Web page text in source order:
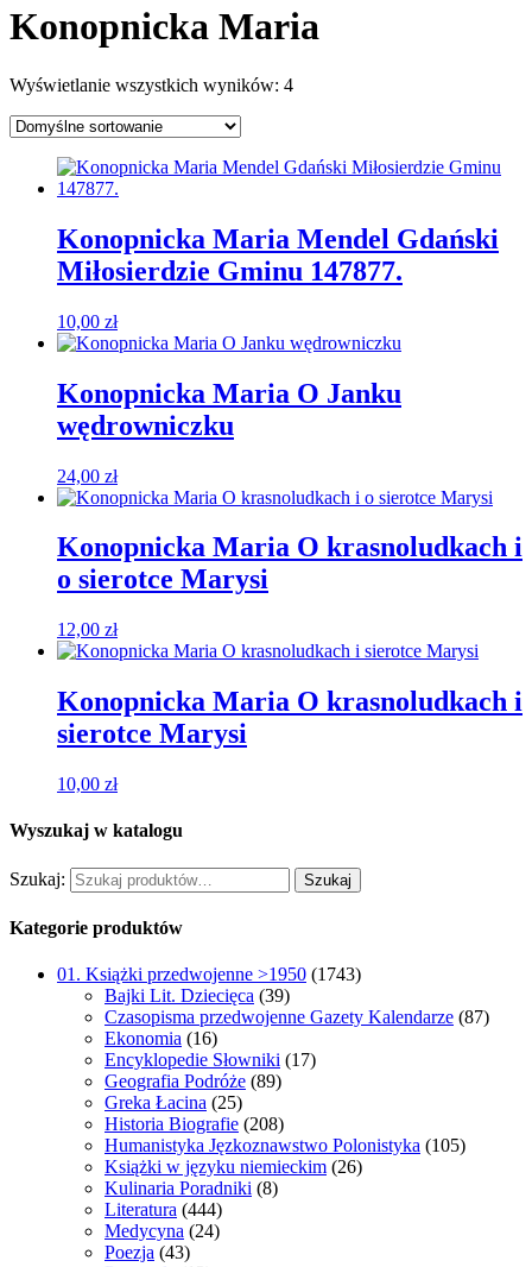
Konopnicka Maria
Wyświetlanie wszystkich wyników: 4
Konopnicka Maria Mendel Gdański
Miłosierdzie Gminu 147877.
10,00 zł
Konopnicka Maria O Janku
wędrowniczku
24,00 zł
Konopnicka Maria O krasnoludkach i
o sierotce Marysi
12,00 zł
Konopnicka Maria O krasnoludkach i
sierotce Marysi
10,00 zł
Wyszukaj w katalogu
Szukaj: Szukaj
Kategorie produktów
01. Książki przedwojenne >1950 (1743)
Bajki Lit. Dziecięca (39)
Czasopisma przedwojenne Gazety Kalendarze (87)
Ekonomia (16)
Encyklopedie Słowniki (17)
Geografia Podróże (89)
Greka Łacina (25)
Historia Biografie (208)
Humanistyka Jęzkoznawstwo Polonistyka (105)
Książki w języku niemieckim (26)
Kulinaria Poradniki (8)
Literatura (444)
Medycyna (24)
Poezja (43)